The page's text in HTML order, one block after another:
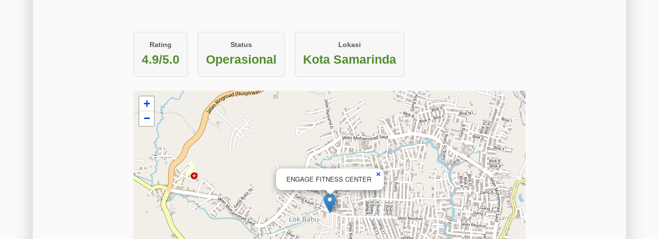
Rating
4.9/5.0
Status
Operasional
Lokasi
Kota Samarinda
ENGAGE FITNESS CENTER
×
+
−